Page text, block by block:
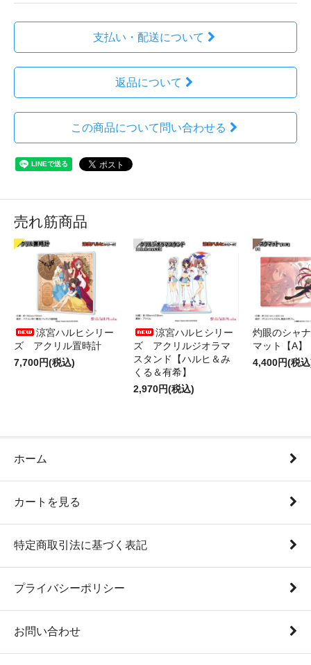
支払い・配送について
返品について
この商品について問い合わせる
売れ筋商品
涼宮ハルヒシリー
ズ アクリル置時計
7,700円(税込)
涼宮ハルヒシリー
ズ アクリルジオラマ
スタンド【ハルヒ＆み
くる＆有希】
2,970円(税込)
灼眼のシャ
マット【A】
4,400円(税
ホーム
カートを見る
特定商取引法に基づく表記
プライバシーポリシー
お問い合わせ